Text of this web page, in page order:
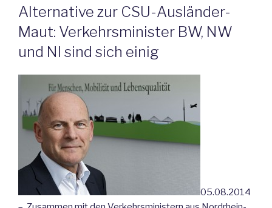
AM
Alternative zur CSU-Ausländer-
Maut: Verkehrsminister BW, NW
und NI sind sich einig
05.08.2014